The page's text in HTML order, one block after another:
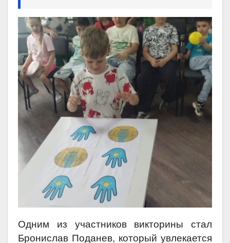
Одним из участников викторины стал
Бронислав Поданев, который увлекается